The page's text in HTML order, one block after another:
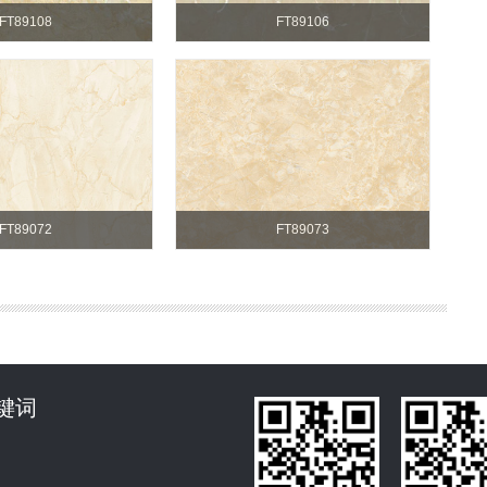
FT89108 FT89106
FT89072 FT89073
词